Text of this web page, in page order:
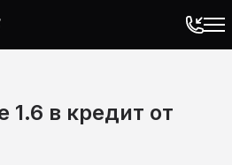
1.6 в кредит от